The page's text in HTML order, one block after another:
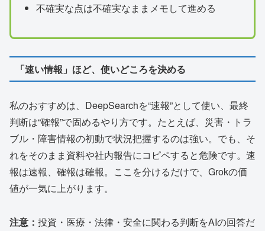
不確実な点は不確実なままメモして進める
「速い情報」ほど、使いどころを決める
私のおすすめは、DeepSearchを“速報”として使い、最終
判断は“確報”で固めるやり方です。たとえば、災害・トラ
ブル・障害情報の初動で状況把握するのは強い。でも、そ
れをそのまま資料や社内報告にコピペすると危険です。速
報は速報、確報は確報。ここを分けるだけで、Grokの価
値が一気に上がります。
注意： 投資・医療・法律・安全に関わる判断をAIの回答だ